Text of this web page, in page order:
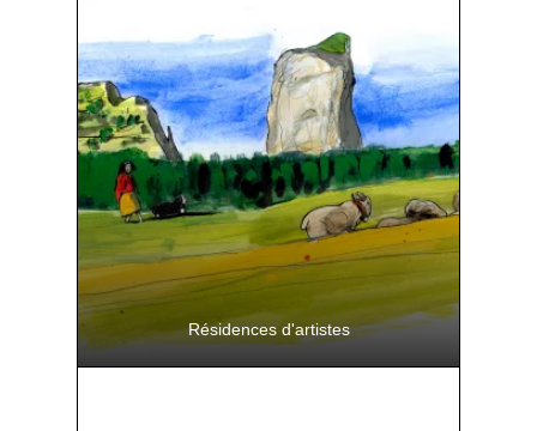
Résidences d'artistes